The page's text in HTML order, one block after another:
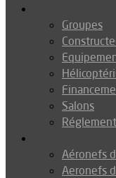
Groupes
Salons
Aéronefs
Aeronefs